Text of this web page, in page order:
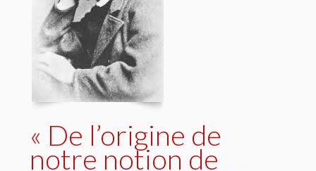
« De l’origine de
notre notion de